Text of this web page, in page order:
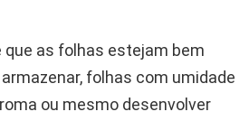
que as folhas estejam bem
folhas com umidade
ou mesmo desenvolver